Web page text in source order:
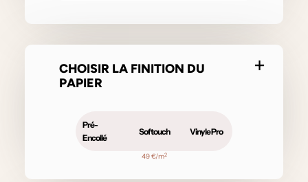
CHOISIR LA FINITION DU
PAPIER
Pré-
Encollé
Softouch Vinyle Pro
49 €/m2